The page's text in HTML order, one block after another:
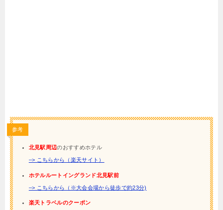
参考
北見駅周辺のおすすめホテル
–> こちらから（楽天サイト）
ホテルルートイングランド北見駅前
–> こちらから（※大会会場から徒歩で約23分)
楽天トラベルのクーポン